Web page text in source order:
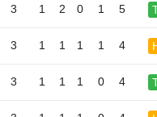
3 1 2 0 1 5
3 1 1 1 1 4
3 1 1 1 0 4